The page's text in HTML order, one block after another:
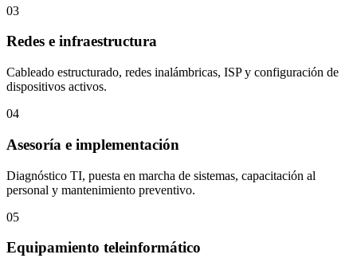
03
Redes e infraestructura
Cableado estructurado, redes inalámbricas, ISP y configuración de
dispositivos activos.
04
Asesoría e implementación
Diagnóstico TI, puesta en marcha de sistemas, capacitación al
personal y mantenimiento preventivo.
05
Equipamiento teleinformático